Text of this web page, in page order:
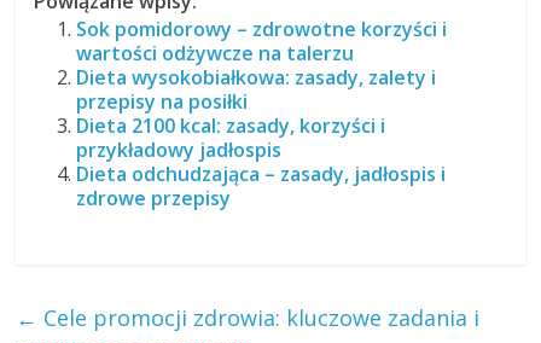
Sok pomidorowy – zdrowotne korzyści i
wartości odżywcze na talerzu
Dieta wysokobiałkowa: zasady, zalety i
przepisy na posiłki
Dieta 2100 kcal: zasady, korzyści i
przykładowy jadłospis
Dieta odchudzająca – zasady, jadłospis i
zdrowe przepisy
← Cele promocji zdrowia: kluczowe zadania i